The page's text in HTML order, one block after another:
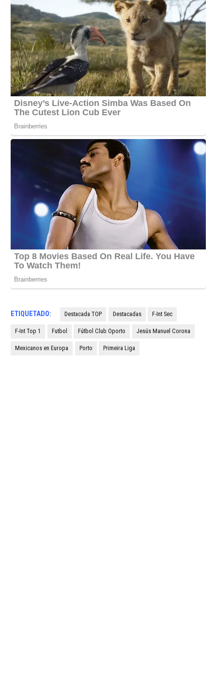
ETIQUETADO: Destacada TOP Destacadas F-Int Sec
F-Int Top 1 Futbol Fútbol Club Oporto Jesús Manuel Corona
Mexicanos en Europa Porto Primeira Liga